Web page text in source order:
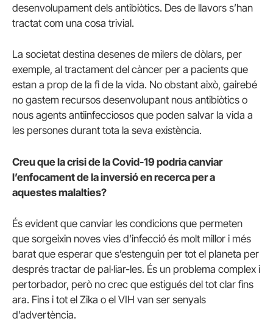
desenvolupament dels antibiòtics. Des de llavors s’han
tractat com una cosa trivial.
La societat destina desenes de milers de dòlars, per
exemple, al tractament del càncer per a pacients que
estan a prop de la fi de la vida. No obstant això, gairebé
no gastem recursos desenvolupant nous antibiòtics o
nous agents antiinfecciosos que poden salvar la vida a
les persones durant tota la seva existència.
Creu que la crisi de la Covid-19 podria canviar
l’enfocament de la inversió en recerca per a
aquestes malalties?
És evident que canviar les condicions que permeten
que sorgeixin noves vies d’infecció és molt millor i més
barat que esperar que s’estenguin per tot el planeta per
després tractar de pal·liar-les. És un problema complex i
pertorbador, però no crec que estigués del tot clar fins
ara. Fins i tot el Zika o el VIH van ser senyals
d’advertència.